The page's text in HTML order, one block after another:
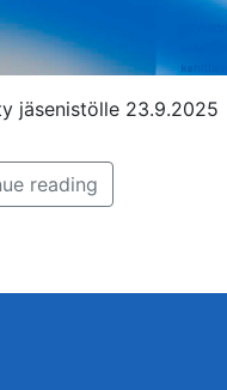
jäsenistölle 23.9.2025
reading